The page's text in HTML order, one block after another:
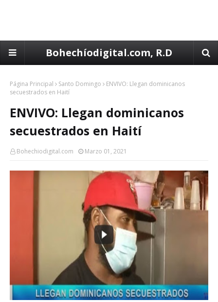
Bohechíodigital.com, R.D
Página Principal Santo Domingo
ENVIVO: Llegan dominicanos
secuestrados en Haití
ENVIVO: Llegan dominicanos
secuestrados en Haití
Bohechiodigital.com Marzo 01, 2021